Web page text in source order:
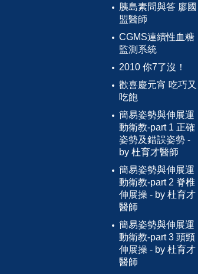
胰島素問與答 廖國
盟醫師
CGMS連續性血糖
監測系統
2010 你7了沒！
歡喜慶元宵 吃巧又
吃飽
簡易姿勢與伸展運
動衛教-part 1 正確
姿勢及錯誤姿勢 -
by 杜育才醫師
簡易姿勢與伸展運
動衛教-part 2 脊椎
伸展操 - by 杜育才
醫師
簡易姿勢與伸展運
動衛教-part 3 頭頸
伸展操 - by 杜育才
醫師